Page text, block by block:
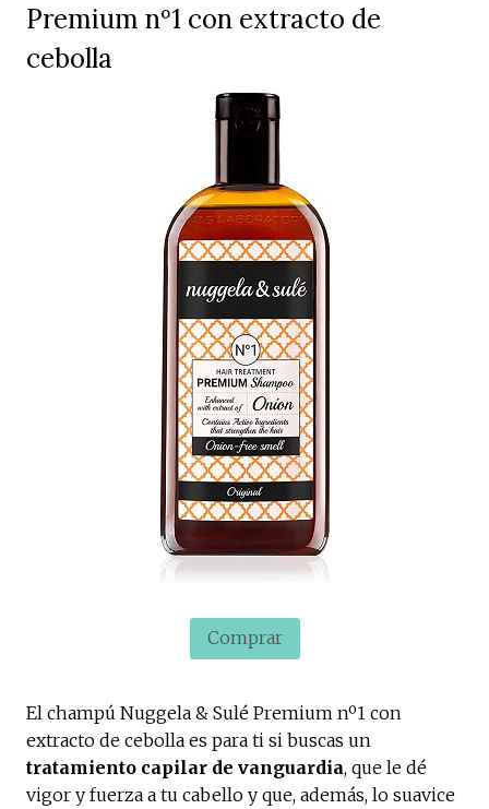
Premium nº1 con extracto de
cebolla
Comprar
El champú Nuggela & Sulé Premium nº1 con
extracto de cebolla es para ti si buscas un
tratamiento capilar de vanguardia, que le dé
vigor y fuerza a tu cabello y que, además, lo suavice